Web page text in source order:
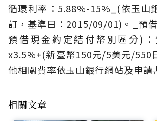
循環利率：5.88%-15%_(依玉山
訂，基準日：2015/09/01)。_預
預借現金約定結付幣別區分)
x3.5%+(新臺幣150元/5美元/550
他相關費率依玉山銀行網站及申請
相關文章